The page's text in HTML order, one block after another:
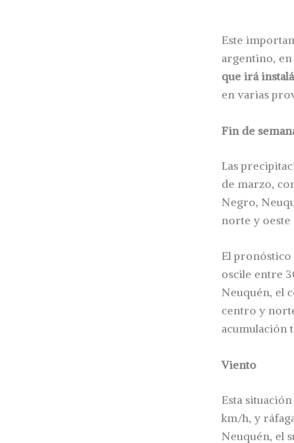
Este
argentino, en
que irá
en varias
Fin de
Las
de marzo,
Negro,
norte y oeste
El pronóstico
oscile entre
Neuquén, el
centro y
acumulación
Viento
Esta
km/h, y
Neuquén, el